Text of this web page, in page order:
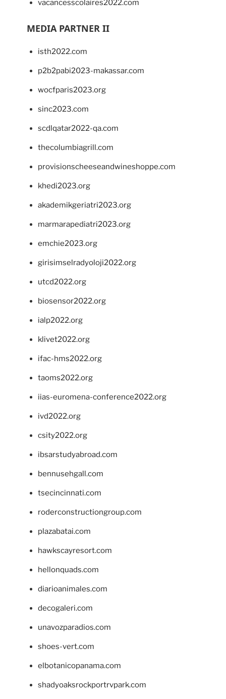
vacancesscolaires2022.com
MEDIA PARTNER II
isth2022.com
p2b2pabi2023-makassar.com
wocfparis2023.org
sinc2023.com
scdlqatar2022-qa.com
thecolumbiagrill.com
provisionscheeseandwineshoppe.com
khedi2023.org
akademikgeriatri2023.org
marmarapediatri2023.org
emchie2023.org
girisimselradyoloji2022.org
utcd2022.org
biosensor2022.org
ialp2022.org
klivet2022.org
ifac-hms2022.org
taoms2022.org
iias-euromena-conference2022.org
ivd2022.org
csity2022.org
ibsarstudyabroad.com
bennusehgall.com
tsecincinnati.com
roderconstructiongroup.com
plazabatai.com
hawkscayresort.com
hellonquads.com
diarioanimales.com
decogaleri.com
unavozparadios.com
shoes-vert.com
elbotanicopanama.com
shadyoaksrockportrvpark.com